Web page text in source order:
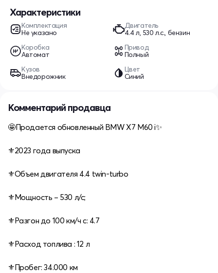
Характеристики
Комплектация
Не указано
Двигатель
4.4 л, 530 л.с., бензин
Коробка
Автомат
Привод
Полный
Кузов
Внедорожник
Цвет
Синий
Комментарий продавца
🤩Продается обновленный BMW X7 M60 i✨
⚜️2023 года выпуска
⚜️Объем двигателя 4.4 twin-turbo
⚜️Мощность – 530 л/с;
⚜️Разгон до 100 км/ч с: 4.7
⚜️Расход топлива : 12 л
⚜️Пробег: 34.000 км